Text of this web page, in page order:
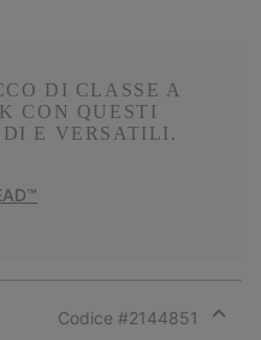
DI CLASSE A
CON QUESTI
E VERSATILI.
Codice #2144851